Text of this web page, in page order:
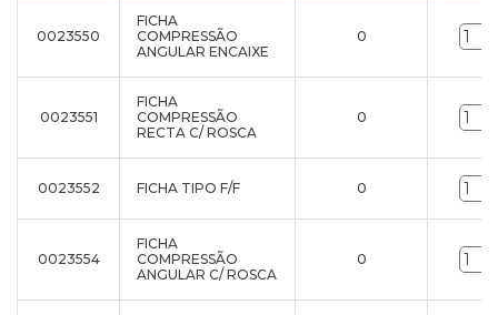
0023550
FICHA
COMPRESSÃO
ANGULAR ENCAIXE
0
0023551
FICHA
COMPRESSÃO
RECTA C/ ROSCA
0
0023552 FICHA TIPO F/F 0
0023554
FICHA
COMPRESSÃO
ANGULAR C/ ROSCA
0